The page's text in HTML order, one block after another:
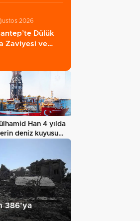
2026
Dülük
Zaviyesi ve
Han 4 yılda
deniz kuyusu
386’ya